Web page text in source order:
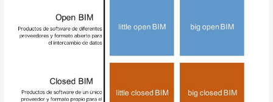
Closed
BIM